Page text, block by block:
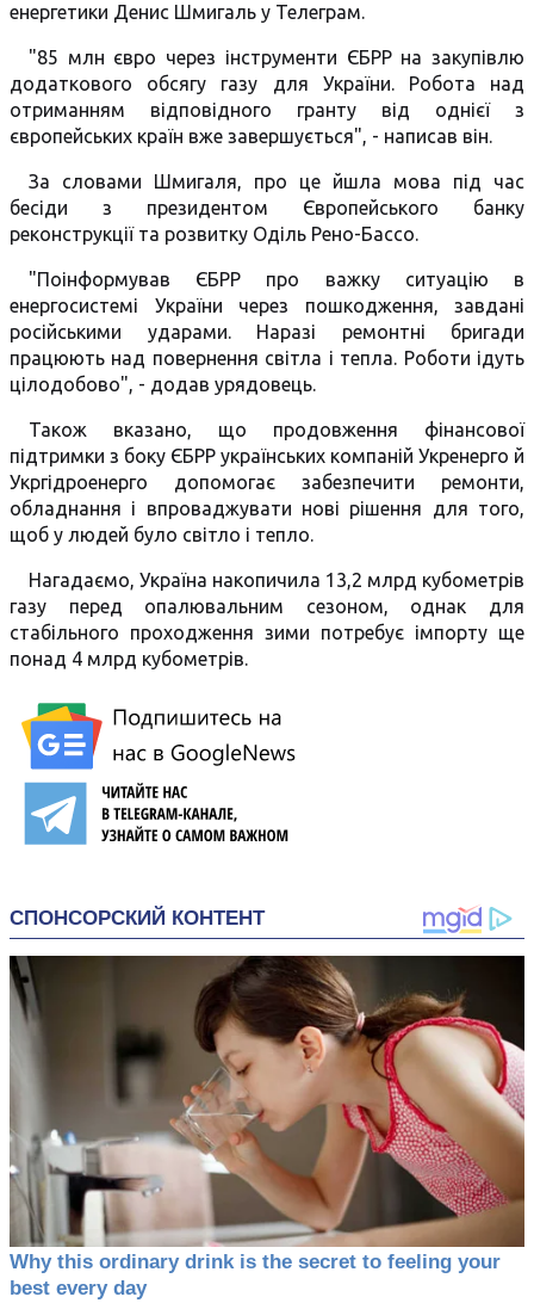
енергетики Денис Шмигаль у Телеграм.
"85 млн євро через інструменти ЄБРР на закупівлю
додаткового обсягу газу для України. Робота над
отриманням відповідного гранту від однієї з
європейських країн вже завершується", - написав він.
За словами Шмигаля, про це йшла мова під час
бесіди з президентом Європейського банку
реконструкції та розвитку Оділь Рено-Бассо.
"Поінформував ЄБРР про важку ситуацію в
енергосистемі України через пошкодження, завдані
російськими ударами. Наразі ремонтні бригади
працюють над повернення світла і тепла. Роботи ідуть
цілодобово", - додав урядовець.
Також вказано, що продовження фінансової
підтримки з боку ЄБРР українських компаній Укренерго й
Укргідроенерго допомогає забезпечити ремонти,
обладнання і впроваджувати нові рішення для того,
щоб у людей було світло і тепло.
Нагадаємо, Україна накопичила 13,2 млрд кубометрів
газу перед опалювальним сезоном, однак для
стабільного проходження зими потребує імпорту ще
понад 4 млрд кубометрів.